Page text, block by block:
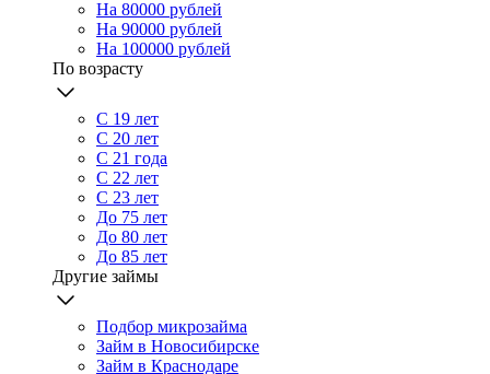
На 80000 рублей
На 90000 рублей
На 100000 рублей
По возрасту
С 19 лет
С 20 лет
С 21 года
С 22 лет
С 23 лет
До 75 лет
До 80 лет
До 85 лет
Другие займы
Подбор микрозайма
Займ в Новосибирске
Займ в Краснодаре